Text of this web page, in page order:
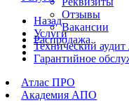
Отзывы
Вакансии
Распродажа
Назад
Услуги
Технический
Гарантийное
Атлас ПРО
Академия АПО